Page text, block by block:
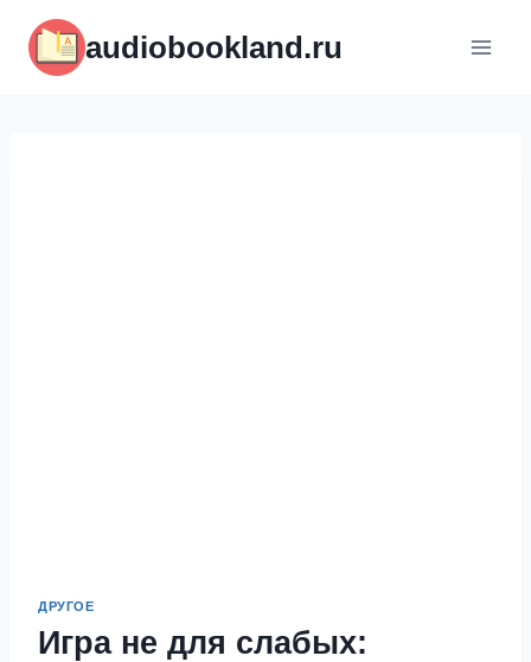
содержимому
audiobookland.ru
ДРУГОЕ
Игра не для слабых: